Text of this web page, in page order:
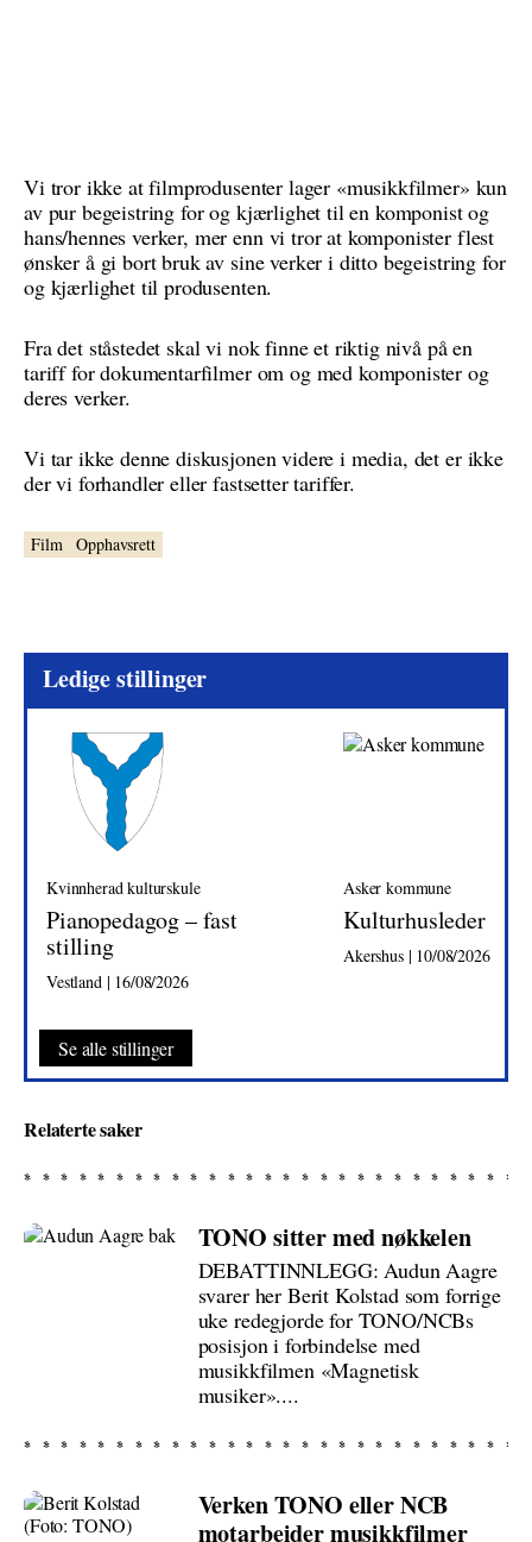
Vi tror ikke at filmprodusenter lager «musikkfilmer» kun
av pur begeistring for og kjærlighet til en komponist og
hans/hennes verker, mer enn vi tror at komponister flest
ønsker å gi bort bruk av sine verker i ditto begeistring for
og kjærlighet til produsenten.
Fra det ståstedet skal vi nok finne et riktig nivå på en
tariff for dokumentarfilmer om og med komponister og
deres verker.
Vi tar ikke denne diskusjonen videre i media, det er ikke
der vi forhandler eller fastsetter tariffer.
Film Opphavsrett
Ledige stillinger
Kvinnherad kulturskule
Pianopedagog – fast
stilling
Vestland | 16/08/2026
Asker kommune
Kulturhusleder
Akershus | 10/08/2026
Se alle stillinger
Relaterte saker
TONO sitter med nøkkelen
DEBATTINNLEGG: Audun Aagre
svarer her Berit Kolstad som forrige
uke redegjorde for TONO/NCBs
posisjon i forbindelse med
musikkfilmen «Magnetisk
musiker»....
Verken TONO eller NCB
motarbeider musikkfilmer